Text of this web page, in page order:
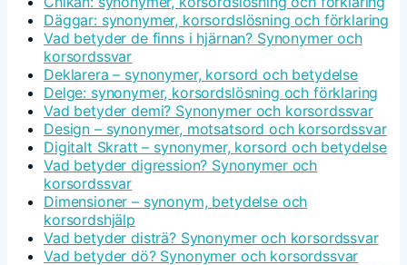
Däggar: synonymer, korsordslösning och förklaring
Vad betyder de finns i hjärnan? Synonymer och
korsordssvar
Deklarera – synonymer, korsord och betydelse
Delge: synonymer, korsordslösning och förklaring
Vad betyder demi? Synonymer och korsordssvar
Design – synonymer, motsatsord och korsordssvar
Digitalt Skratt – synonymer, korsord och betydelse
Vad betyder digression? Synonymer och
korsordssvar
Dimensioner – synonym, betydelse och
korsordshjälp
Vad betyder disträ? Synonymer och korsordssvar
Vad betyder dö? Synonymer och korsordssvar